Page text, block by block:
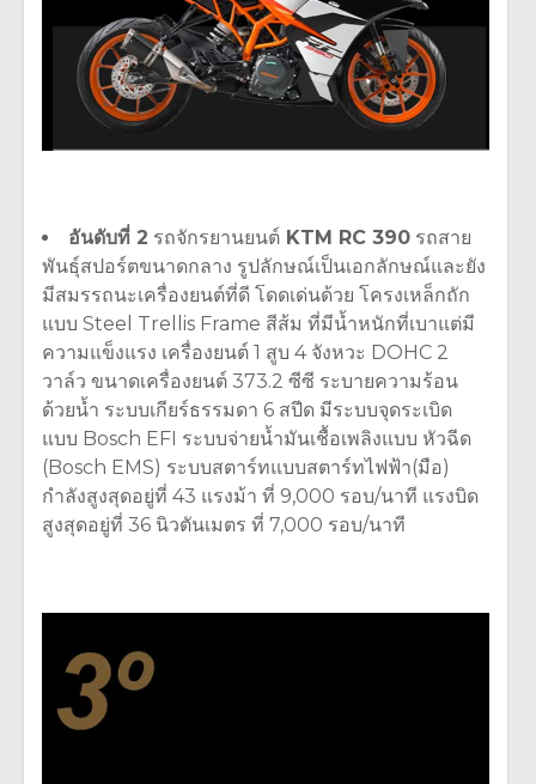
อันดับที่ 2 รถจักรยานยนต์ KTM RC 390 รถสาย
พันธุ์สปอร์ตขนาดกลาง รูปลักษณ์เป็นเอกลักษณ์และยัง
มีสมรรถนะเครื่องยนต์ที่ดี โดดเด่นด้วย โครงเหล็กถัก
แบบ Steel Trellis Frame สีส้ม ที่มีน้ำหนักที่เบาแต่มี
ความแข็งแรง เครื่องยนต์ 1 สูบ 4 จังหวะ DOHC 2
วาล์ว ขนาดเครื่องยนต์ 373.2 ซีซี ระบายความร้อน
ด้วยน้ำ ระบบเกียร์ธรรมดา 6 สปีด มีระบบจุดระเบิด
แบบ Bosch EFI ระบบจ่ายน้ำมันเชื้อเพลิงแบบ หัวฉีด
(Bosch EMS) ระบบสตาร์ทแบบสตาร์ทไฟฟ้า(มือ)
กำลังสูงสุดอยู่ที่ 43 แรงม้า ที่ 9,000 รอบ/นาที แรงบิด
สูงสุดอยู่ที่ 36 นิวตันเมตร ที่ 7,000 รอบ/นาที